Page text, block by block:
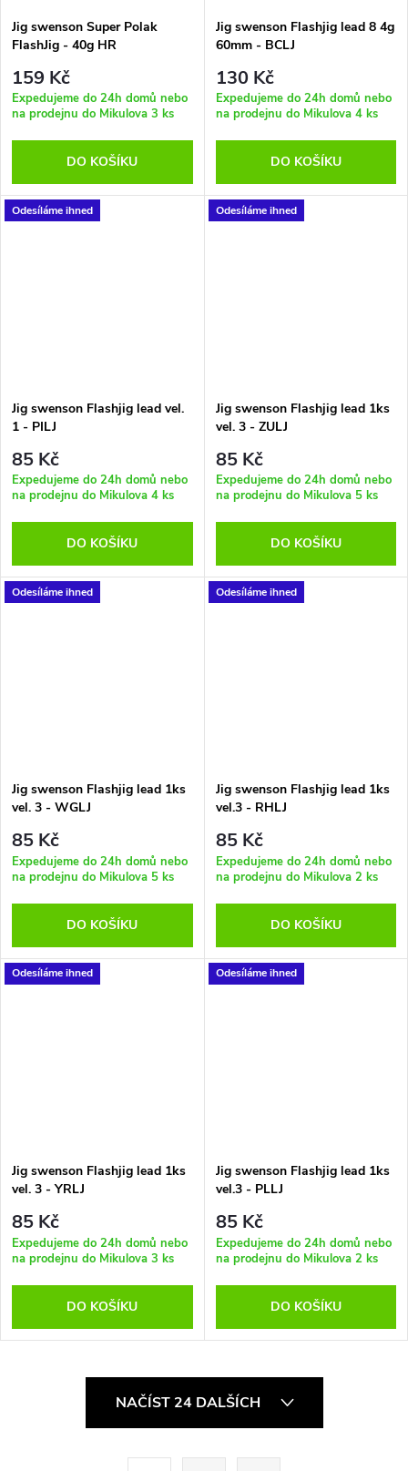
Jig swenson Super Polak
FlashJig - 40g HR
159 Kč
Expedujeme do 24h domů nebo
na prodejnu do Mikulova 3 ks
DO KOŠÍKU
Jig swenson Flashjig lead 8 4g
60mm - BCLJ
130 Kč
Expedujeme do 24h domů nebo
na prodejnu do Mikulova 4 ks
DO KOŠÍKU
Odesíláme ihned
Jig swenson Flashjig lead vel.
1 - PILJ
85 Kč
Expedujeme do 24h domů nebo
na prodejnu do Mikulova 4 ks
DO KOŠÍKU
Odesíláme ihned
Jig swenson Flashjig lead 1ks
vel. 3 - ZULJ
85 Kč
Expedujeme do 24h domů nebo
na prodejnu do Mikulova 5 ks
DO KOŠÍKU
Odesíláme ihned
Jig swenson Flashjig lead 1ks
vel. 3 - WGLJ
85 Kč
Expedujeme do 24h domů nebo
na prodejnu do Mikulova 5 ks
DO KOŠÍKU
Odesíláme ihned
Jig swenson Flashjig lead 1ks
vel.3 - RHLJ
85 Kč
Expedujeme do 24h domů nebo
na prodejnu do Mikulova 2 ks
DO KOŠÍKU
Odesíláme ihned
Jig swenson Flashjig lead 1ks
vel. 3 - YRLJ
85 Kč
Expedujeme do 24h domů nebo
na prodejnu do Mikulova 3 ks
DO KOŠÍKU
Odesíláme ihned
Jig swenson Flashjig lead 1ks
vel.3 - PLLJ
85 Kč
Expedujeme do 24h domů nebo
na prodejnu do Mikulova 2 ks
DO KOŠÍKU
NAČÍST 24 DALŠÍCH